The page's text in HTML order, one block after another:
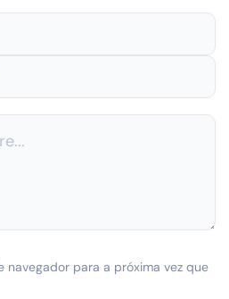
navegador para a próxima vez que